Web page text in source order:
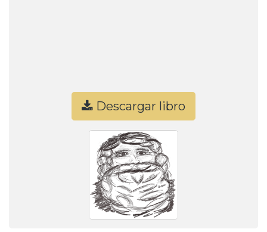
Descargar libro